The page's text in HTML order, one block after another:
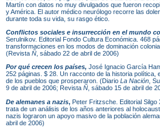
Martín con datos no muy divulgados que fueron
y América. El autor médico neurólogo recorre las
durante toda su vida, su rasgo ético.
Conflictos sociales e insurrección en el mundo
Serulnikov. Editorial Fondo Cultura Económica. 468
transformaciones en los modos de dominación
(Revista Ñ , sábado 22 de abril de 2006)
Por qué crecen los países, José Ignacio García
252 páginas. $ 28. Un racconto de la historia política,
de los pueblos que prosperaron. (Diario La Nación ,
9 de abril de 2006; Revista Ñ , sábado 15 de abril de
De alemanes a nazis, Peter Fritzsche. Editorial Silgo
trata de un análisis de los años anteriores al
nazis lograron un apoyo masivo de la población
abril de 2006)